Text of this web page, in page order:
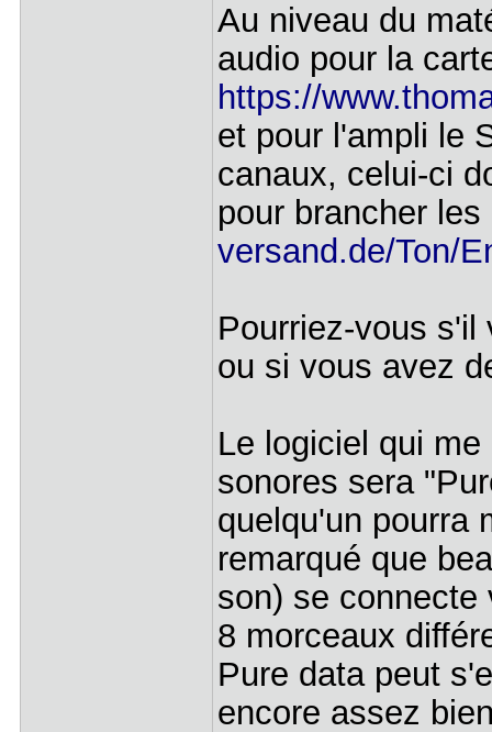
Au niveau du
audio pour la
https://
et pour l'ampli le
canaux, celui-ci
pour brancher
versand.de/Ton/
Pourriez-vous s'il
ou si vous avez
Le logiciel qui
sonores sera
quelqu'un pourra
remarqué que
son) se connecte
8 morceaux
Pure data peut
encore assez